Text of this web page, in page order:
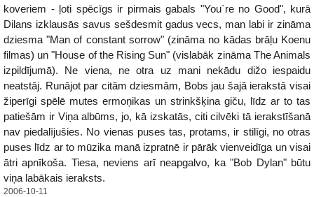
koveriem - ļoti spēcīgs ir pirmais gabals "You`re no Good", kurā
Dilans izklausās savus sešdesmit gadus vecs, man labi ir zināma
dziesma "Man of constant sorrow" (zināma no kādas brāļu Koenu
filmas) un "House of the Rising Sun" (vislabāk zināma The Animals
izpildījumā). Ne viena, ne otra uz mani nekādu dižo iespaidu
neatstāj. Runājot par citām dziesmām, Bobs jau šajā ierakstā visai
žiperīgi spēlē mutes ermoņikas un strinkšķina giču, līdz ar to tas
patiešām ir Viņa albūms, jo, kā izskatās, citi cilvēki tā ierakstīšanā
nav piedalījušies. No vienas puses tas, protams, ir stilīgi, no otras
puses līdz ar to mūzika manā izpratnē ir pārāk vienveidīga un visai
ātri apnīkoša. Tiesa, neviens arī neapgalvo, ka "Bob Dylan" būtu
viņa labākais ieraksts.
2006-10-11